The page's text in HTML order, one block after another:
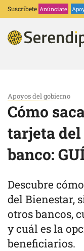
Suscríbete Anúnciate
Apoyos del gobierno
Cómo
tarjeta
banco:
Descubre
del Bienestar,
otros bancos,
y cuál es la
beneficiarios.